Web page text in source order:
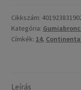
59S
CONTISCOOT
RF
Cikkszám:
Kategória:
Címkék: 14,
Leírás